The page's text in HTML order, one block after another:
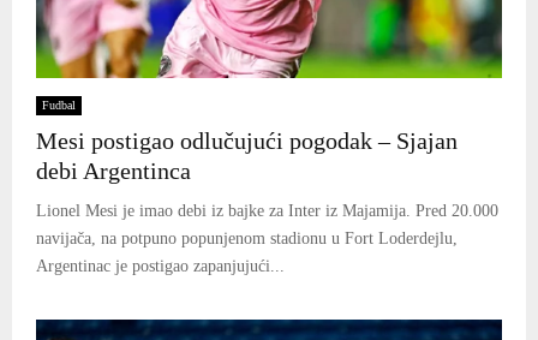
Fudbal
Mesi postigao odlučujući pogodak – Sjajan
debi Argentinca
Lionel Mesi je imao debi iz bajke za Inter iz Majamija. Pred 20.000
navijača, na potpuno popunjenom stadionu u Fort Loderdejlu,
Argentinac je postigao zapanjujući...